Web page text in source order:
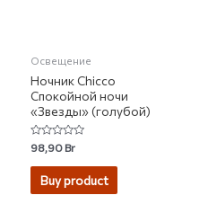
Освещение
Ночник Chicco
Спокойной ночи
«Звезды» (голубой)
Rated
0
out
98,90Br
Buy product